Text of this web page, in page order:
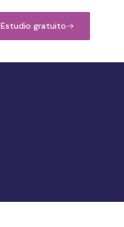
Estudio gratuito